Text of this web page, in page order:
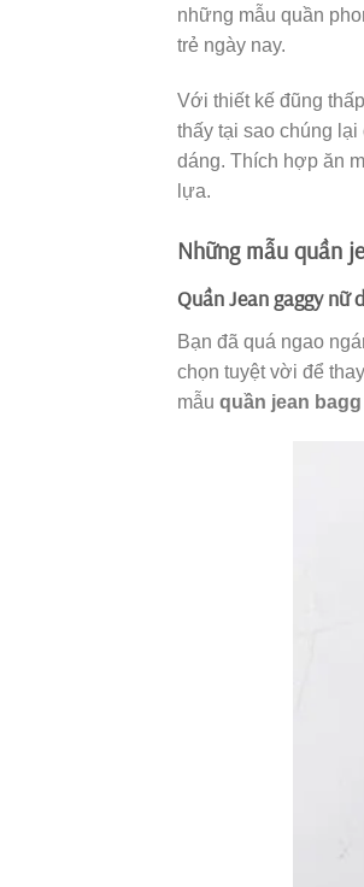
những mẫu quần
trẻ ngày nay.
Với thiết kế đũng
thấy tại sao chúng
dáng. Thích hợp ăn
lựa.
Những mẫu quần
Quần Jean gaggy nữ
Bạn đã quá ngao
chọn tuyệt vời để
mẫu quần jean bagg